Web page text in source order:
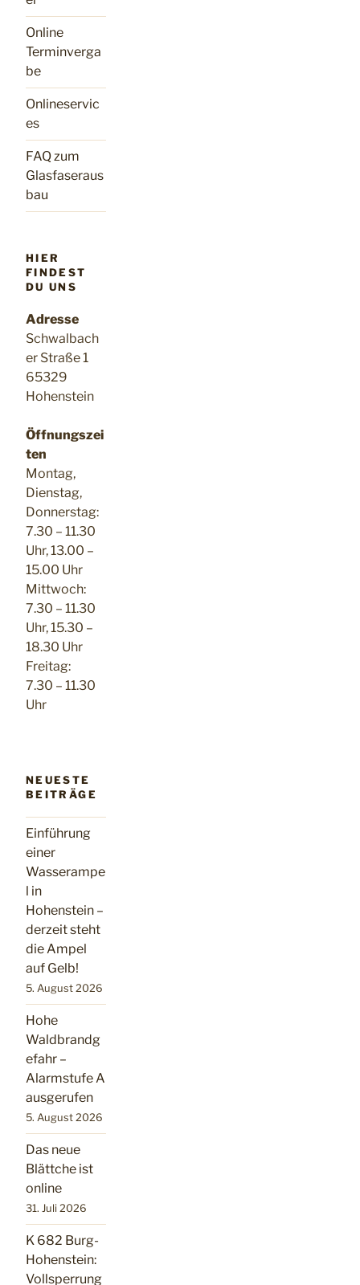
Online
Terminverga
be
Onlineservic
es
FAQ zum
Glasfaseraus
bau
HIER
FINDEST
DU UNS
Adresse
Schwalbach
er Straße 1
65329
Hohenstein
Öffnungszei
ten
Montag,
Dienstag,
Donnerstag:
7.30 – 11.30
Uhr, 13.00 –
15.00 Uhr
Mittwoch:
7.30 – 11.30
Uhr, 15.30 –
18.30 Uhr
Freitag:
7.30 – 11.30
Uhr
NEUESTE
BEITRÄGE
Einführung
einer
Wasserampe
l in
Hohenstein –
derzeit steht
die Ampel
auf Gelb!
5. August 2026
Hohe
Waldbrandg
efahr –
Alarmstufe A
ausgerufen
5. August 2026
Das neue
Blättche ist
online
31. Juli 2026
K 682 Burg-
Hohenstein:
Vollsperrung